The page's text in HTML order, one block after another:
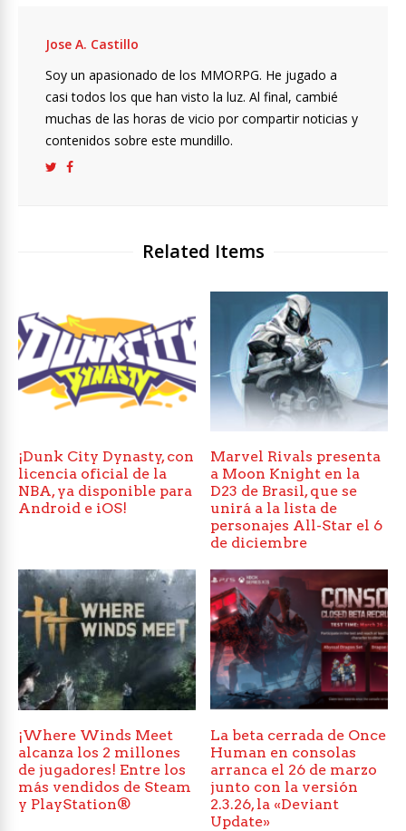
Jose A. Castillo
Soy un apasionado de los MMORPG. He jugado a
casi todos los que han visto la luz. Al final, cambié
muchas de las horas de vicio por compartir noticias y
contenidos sobre este mundillo.
Related Items
¡Dunk City Dynasty, con
licencia oficial de la
NBA, ya disponible para
Android e iOS!
Marvel Rivals presenta
a Moon Knight en la
D23 de Brasil, que se
unirá a la lista de
personajes All-Star el 6
de diciembre
¡Where Winds Meet
alcanza los 2 millones
de jugadores! Entre los
más vendidos de Steam
y PlayStation®
La beta cerrada de Once
Human en consolas
arranca el 26 de marzo
junto con la versión
2.3.26, la «Deviant
Update»